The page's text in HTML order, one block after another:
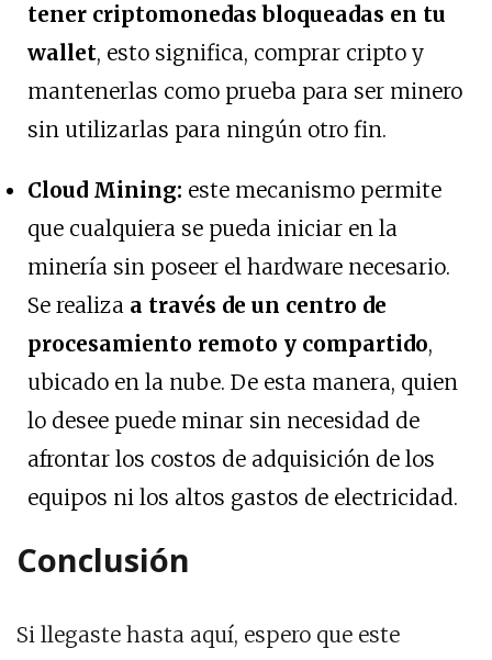
tener criptomonedas bloqueadas en tu
wallet, esto significa, comprar cripto y
mantenerlas como prueba para ser minero
sin utilizarlas para ningún otro fin.
Cloud Mining: este mecanismo permite
que cualquiera se pueda iniciar en la
minería sin poseer el hardware necesario.
Se realiza a través de un centro de
procesamiento remoto y compartido,
ubicado en la nube. De esta manera, quien
lo desee puede minar sin necesidad de
afrontar los costos de adquisición de los
equipos ni los altos gastos de electricidad.
Conclusión
Si llegaste hasta aquí, espero que este